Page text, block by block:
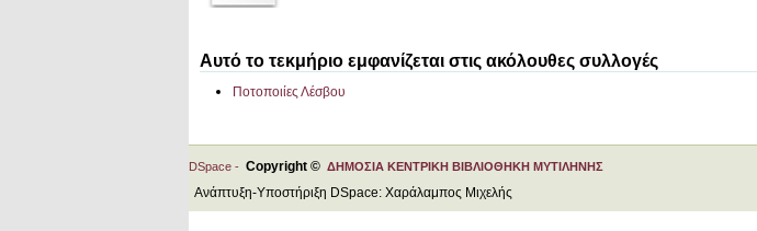
Αυτό το τεκμήριο εμφανίζεται στις ακόλουθες συλλογές
Ποτοποιίες Λέσβου
DSpace - Copyright © ΔΗΜΟΣΙΑ ΚΕΝΤΡΙΚΗ ΒΙΒΛΙΟΘΗΚΗ ΜΥΤΙΛΗΝΗΣ
Ανάπτυξη-Υποστήριξη DSpace: Χαράλαμπος Μιχελής